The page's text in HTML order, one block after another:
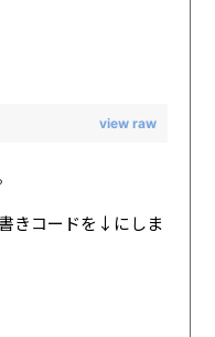
view raw
きコードを↓にしま